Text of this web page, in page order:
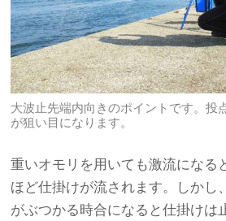
大波止先端内向きのポイントです。投
が狙い目になります。
重いオモリを用いても激流になる
ほど仕掛けが流されます。しかし
がぶつかる時合になると仕掛けは